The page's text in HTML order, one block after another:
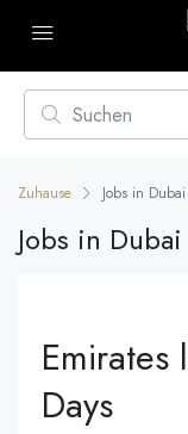
Zuhause Jobs in Dubai
Jobs in Dubai
Days